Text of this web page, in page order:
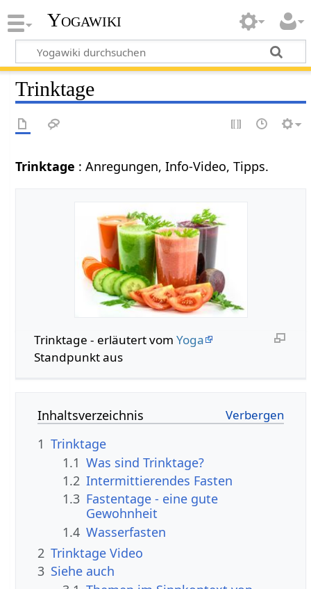
Yogawiki
Trinktage
Trinktage : Anregungen, Info-Video, Tipps.
Trinktage - erläutert vom Yoga
Standpunkt aus
Inhaltsverzeichnis
1 Trinktage
1.1 Was sind Trinktage?
1.2 Intermittierendes Fasten
1.3 Fastentage - eine gute
Gewohnheit
1.4 Wasserfasten
2 Trinktage Video
3 Siehe auch